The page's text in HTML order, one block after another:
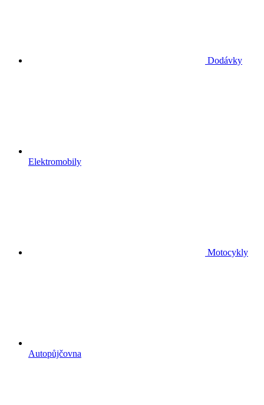
Dodávky
Elektromobily
Motocykly
Autopůjčovna